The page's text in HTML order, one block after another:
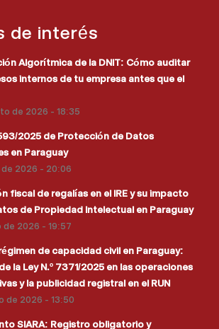
de interés
Algorítmica de la DNIT: Cómo auditar
internos de tu empresa antes que el
de 2026 - 18:35
2025 de Protección de Datos
en Paraguay
de 2026 - 20:06
fiscal de regalías en el IRE y su impacto
de Propiedad Intelectual en Paraguay
de 2026 - 19:57
de capacidad civil en Paraguay:
la Ley N.º 7371/2025 en las operaciones
y la publicidad registral en el RUN
de 2026 - 13:50
SIARA: Registro obligatorio y